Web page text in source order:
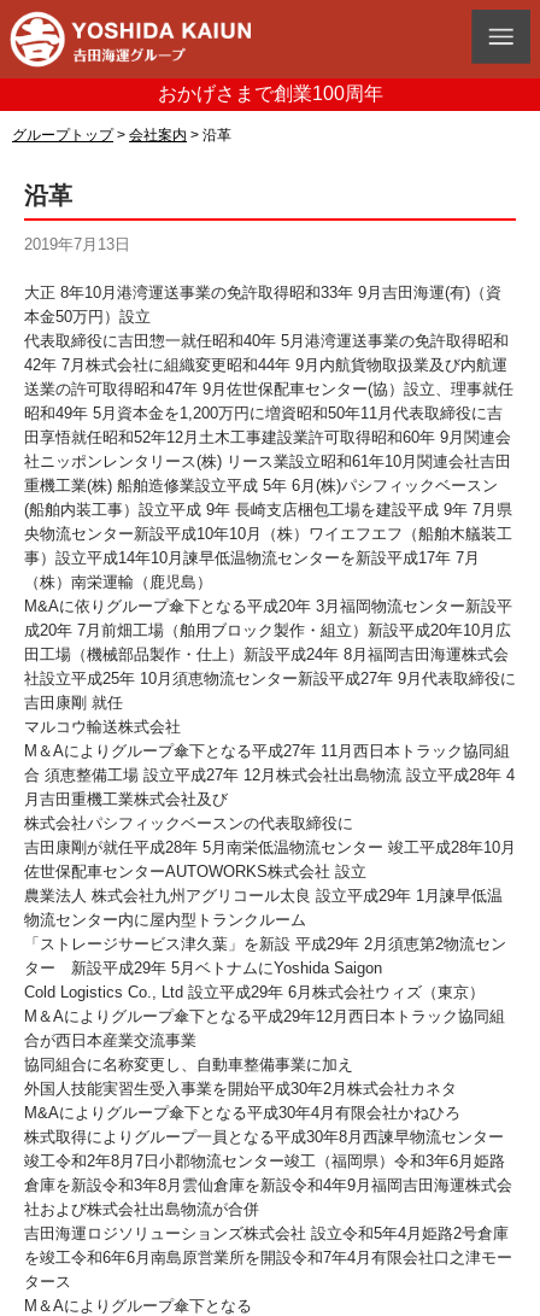
おかげさまで創業100周年
グループトップ> 会社案内 > 沿革
沿革
2019年7月13日
大正 8年10月港湾運送事業の免許取得昭和33年 9月吉田海運(有)（資
本金50万円）設立
代表取締役に吉田惣一就任昭和40年 5月港湾運送事業の免許取得昭和
42年 7月株式会社に組織変更昭和44年 9月内航貨物取扱業及び内航運
送業の許可取得昭和47年 9月佐世保配車センター(協）設立、理事就任
昭和49年 5月資本金を1,200万円に増資昭和50年11月代表取締役に吉
田享悟就任昭和52年12月土木工事建設業許可取得昭和60年 9月関連会
社ニッポンレンタリース(株) リース業設立昭和61年10月関連会社吉田
重機工業(株) 船舶造修業設立平成 5年 6月(株)パシフィックベースン
(船舶内装工事）設立平成 9年 長崎支店梱包工場を建設平成 9年 7月県
央物流センター新設平成10年10月（株）ワイエフエフ（船舶木艤装工
事）設立平成14年10月諫早低温物流センターを新設平成17年 7月
（株）南栄運輸（鹿児島）
M&Aに依りグループ傘下となる平成20年 3月福岡物流センター新設平
成20年 7月前畑工場（舶用ブロック製作・組立）新設平成20年10月広
田工場（機械部品製作・仕上）新設平成24年 8月福岡吉田海運株式会
社設立平成25年 10月須恵物流センター新設平成27年 9月代表取締役に
吉田康剛 就任
マルコウ輸送株式会社
M＆Aによりグループ傘下となる平成27年 11月西日本トラック協同組
合 須恵整備工場 設立平成27年 12月株式会社出島物流 設立平成28年 4
月吉田重機工業株式会社及び
株式会社パシフィックベースンの代表取締役に
吉田康剛が就任平成28年 5月南栄低温物流センター 竣工平成28年10月
佐世保配車センターAUTOWORKS株式会社 設立
農業法人 株式会社九州アグリコール太良 設立平成29年 1月諫早低温
物流センター内に屋内型トランクルーム
「ストレージサービス津久葉」を新設 平成29年 2月須恵第2物流セン
ター 新設平成29年 5月ベトナムにYoshida Saigon
Cold Logistics Co., Ltd 設立平成29年 6月株式会社ウィズ（東京）
M＆Aによりグループ傘下となる平成29年12月西日本トラック協同組
合が西日本産業交流事業
協同組合に名称変更し、自動車整備事業に加え
外国人技能実習生受入事業を開始平成30年2月株式会社カネタ
M&Aによりグループ傘下となる平成30年4月有限会社かねひろ
株式取得によりグループ一員となる平成30年8月西諫早物流センター
竣工令和2年8月7日小郡物流センター竣工（福岡県）令和3年6月姫路
倉庫を新設令和3年8月雲仙倉庫を新設令和4年9月福岡吉田海運株式会
社および株式会社出島物流が合併
吉田海運ロジソリューションズ株式会社 設立令和5年4月姫路2号倉庫
を竣工令和6年6月南島原営業所を開設令和7年4月有限会社口之津モー
タース
M＆Aによりグループ傘下となる